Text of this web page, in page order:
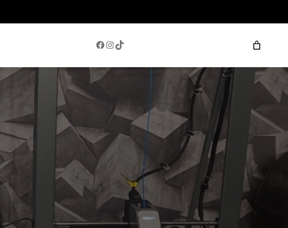
Facebook
Instagram
TikTok